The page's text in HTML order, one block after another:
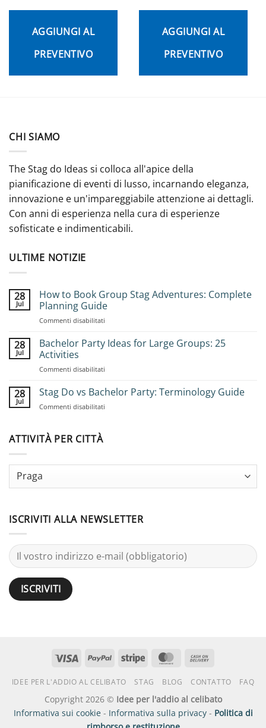
AGGIUNGI AL
PREVENTIVO
AGGIUNGI AL
PREVENTIVO
CHI SIAMO
The Stag do Ideas si colloca all'apice della
pianificazione di eventi di lusso, incarnando eleganza,
innovazione e un'impareggiabile attenzione ai dettagli.
Con anni di esperienza nella cura di esperienze
sofisticate e indimenticabili.
ULTIME NOTIZIE
28
Jul
How to Book Group Stag Adventures: Complete
Planning Guide
Commenti disabilitati
to
Complete
28
Jul
Bachelor Party Ideas for Large Groups: 25
Activities
Commenti disabilitati
Party
28
Jul
Stag Do vs Bachelor Party: Terminology Guide
Commenti disabilitati
Terminology
ATTIVITÀ PER CITTÀ
ISCRIVITI ALLA NEWSLETTER
Visto PayPal Striscia MasterCard
consegna
IDEE PER L'ADDIO AL CELIBATO STAG BLOG CONTATTO FAQ
Copyright 2026 © Idee per l'addio al celibato
Informativa sui cookie- Informativa sulla privacy- Politica di